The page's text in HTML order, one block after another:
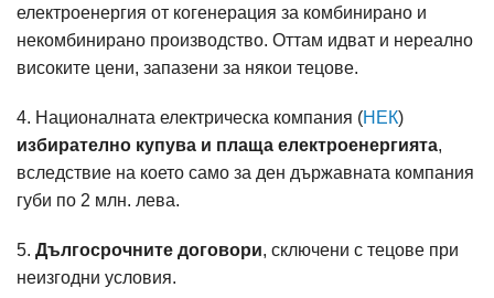
електроенергия от когенерация за комбинирано и
некомбинирано производство. Оттам идват и нереално
високите цени, запазени за някои тецове.
4. Националната електрическа компания (НЕК)
избирателно купува и плаща електроенергията,
вследствие на което само за ден държавната компания
губи по 2 млн. лева.
5. Дългосрочните договори, сключени с тецове при
неизгодни условия.